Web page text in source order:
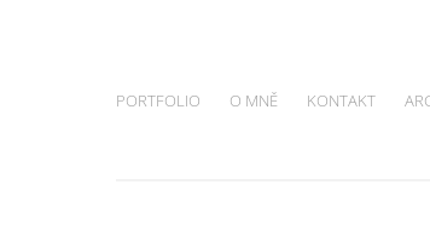
PORTFOLIO O MNĚ KONTAKT